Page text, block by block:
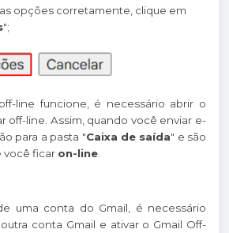
opções corretamente, clique em
";
line funcione, é necessário abrir o
off-line. Assim, quando você enviar e-
para a pasta "Caixa de saída" e são
você ficar on-line
uma conta do Gmail, é necessário
conta Gmail e ativar o Gmail Off-